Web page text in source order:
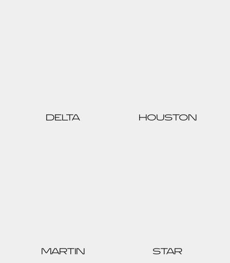
DELTA HOUSTON
MARTIN STAR